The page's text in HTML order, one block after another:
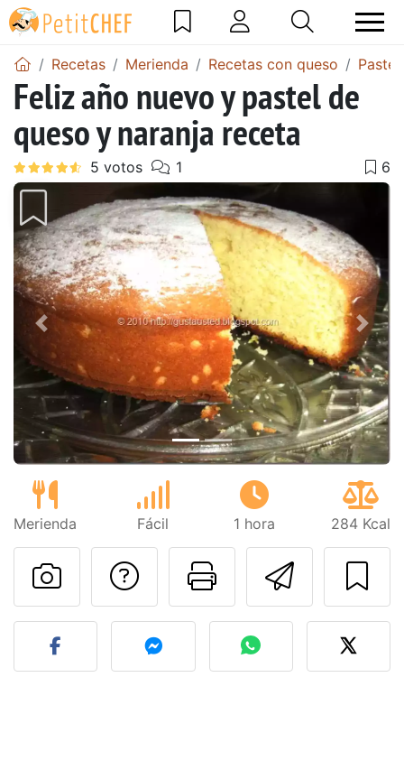
Recetas Merienda Recetas con queso
Feliz año nuevo y pastel de
queso y naranja receta
Anterior
Merienda Fácil 1 hora 284 Kcal
Imprimir
Preguntar al autor
Publicar la foto de esta